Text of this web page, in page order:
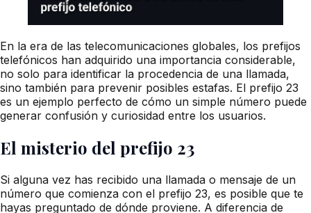
En la era de las telecomunicaciones globales, los prefijos
telefónicos han adquirido una importancia considerable,
no solo para identificar la procedencia de una llamada,
sino también para prevenir posibles estafas. El prefijo 23
es un ejemplo perfecto de cómo un simple número puede
generar confusión y curiosidad entre los usuarios.
El misterio del prefijo 23
Si alguna vez has recibido una llamada o mensaje de un
número que comienza con el prefijo 23, es posible que te
hayas preguntado de dónde proviene. A diferencia de